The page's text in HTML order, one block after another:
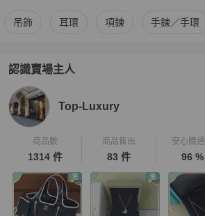
更多Chanel 女士配件 相似商品推薦
吊飾 耳環 項鍊 手鍊／手環
認識賣場主人
PopChill 拍拍圈嚴選賣家
Top-Luxury
商品數
1314 件
商品售出
83 件
安心購
96 %